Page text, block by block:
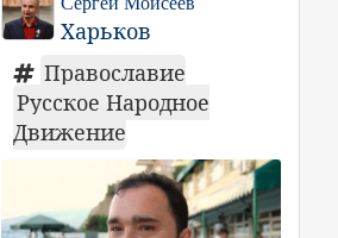
Харьков
Православие
Русское Народное
Движение